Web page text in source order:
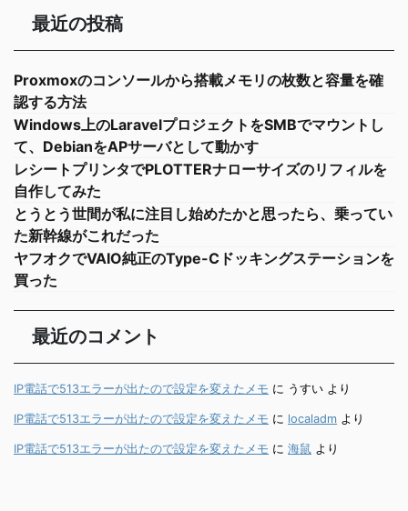
最近の投稿
Proxmoxのコンソールから搭載メモリの枚数と容量を確
認する方法
Windows上のLaravelプロジェクトをSMBでマウントし
て、DebianをAPサーバとして動かす
レシートプリンタでPLOTTERナローサイズのリフィルを
自作してみた
とうとう世間が私に注目し始めたかと思ったら、乗ってい
た新幹線がこれだった
ヤフオクでVAIO純正のType-Cドッキングステーションを
買った
最近のコメント
IP電話で513エラーが出たので設定を変えたメモ に うすい より
IP電話で513エラーが出たので設定を変えたメモ に localadm より
IP電話で513エラーが出たので設定を変えたメモ に 海鼠 より